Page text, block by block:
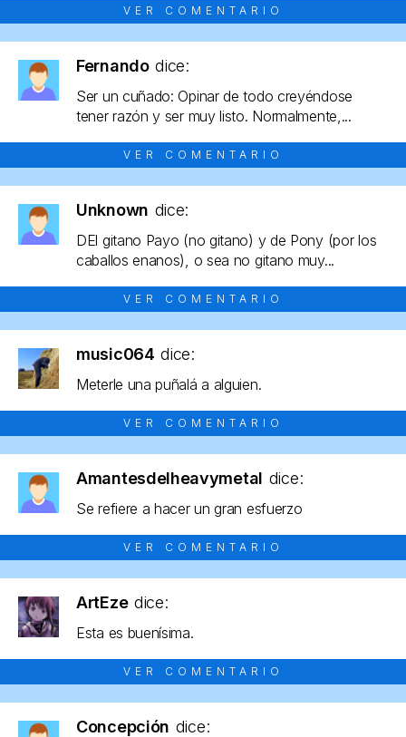
VER COMENTARIO
Fernando dice:
Ser un cuñado: Opinar de todo creyéndose
tener razón y ser muy listo. Normalmente,...
VER COMENTARIO
Unknown dice:
DEl gitano Payo (no gitano) y de Pony (por los
caballos enanos), o sea no gitano muy...
VER COMENTARIO
music064 dice:
Meterle una puñalá a alguien.
VER COMENTARIO
Amantesdelheavymetal dice:
Se refiere a hacer un gran esfuerzo
VER COMENTARIO
ArtEze dice:
Esta es buenísima.
VER COMENTARIO
Concepción dice: